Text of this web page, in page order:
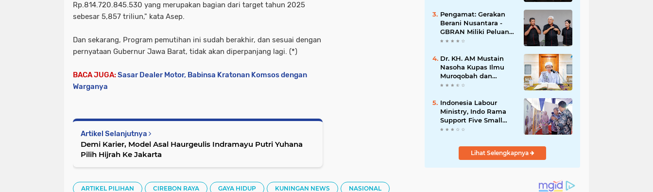
Rp.814.720.845.530 yang merupakan bagian dari target tahun 2025
sebesar 5,857 triliun," kata Asep.
Dan sekarang, Program pemutihan ini sudah berakhir, dan sesuai dengan
pernyataan Gubernur Jawa Barat, tidak akan diperpanjang lagi. (*)
BACA JUGA:Sasar Dealer Motor, Babinsa Kratonan Komsos dengan
Warganya
Artikel Selanjutnya
Demi Karier, Model Asal Haurgeulis Indramayu Putri Yuhana
Pilih Hijrah Ke Jakarta
ARTIKEL PILIHAN CIREBON RAYA GAYA HIDUP KUNINGAN NEWS NASIONAL
Pengamat: Gerakan
Berani Nusantara -
GBRAN Miliki Peluang
Membangun
Dr. KH. AM Mustain
Nasoha Kupas Ilmu
Muroqobah dan
Ma'rifatullah dalam
Ulumuddin
Indonesia Labour
Ministry, Indo Rama
Support Five Small
Businesses in West
Lihat Selengkapnya